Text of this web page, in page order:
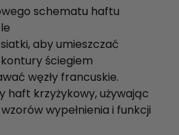
schematu haftu
aby umieszczać
ściegiem
węzły francuskie.
haft krzyżykowy, używając
wypełnienia i funkcji